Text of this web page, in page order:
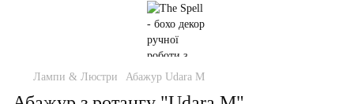
Лампи & Люстри Абажур Udara M